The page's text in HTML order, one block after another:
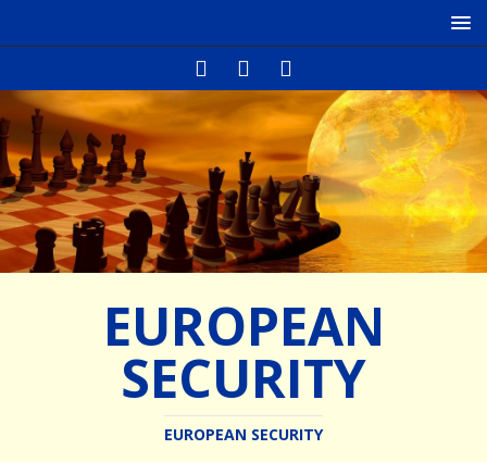
EUROPEAN
SECURITY
EUROPEAN SECURITY